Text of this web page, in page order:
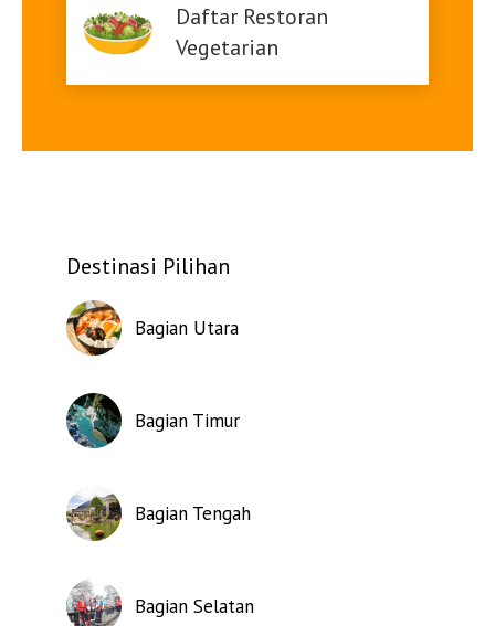
Daftar Restoran
Vegetarian
Destinasi Pilihan
Bagian Utara
Bagian Timur
Bagian Tengah
Bagian Selatan